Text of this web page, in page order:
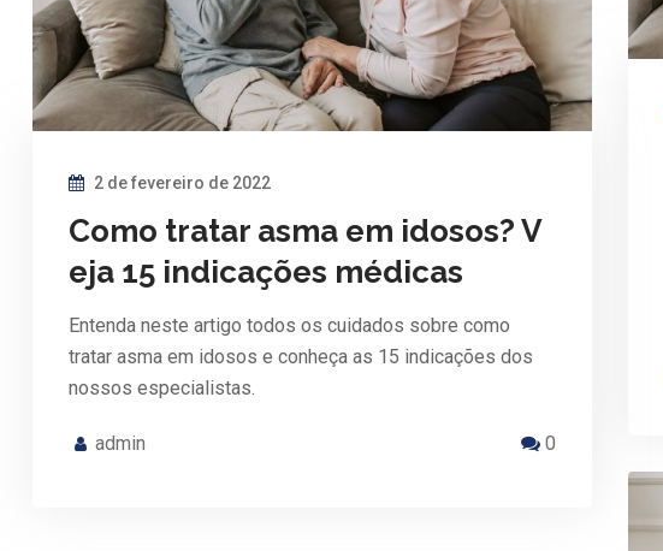
2 de fevereiro de 2022
Como tratar asma em idosos? V
eja 15 indicações médicas
Entenda neste artigo todos os cuidados sobre como
tratar asma em idosos e conheça as 15 indicações dos
nossos especialistas.
admin 0